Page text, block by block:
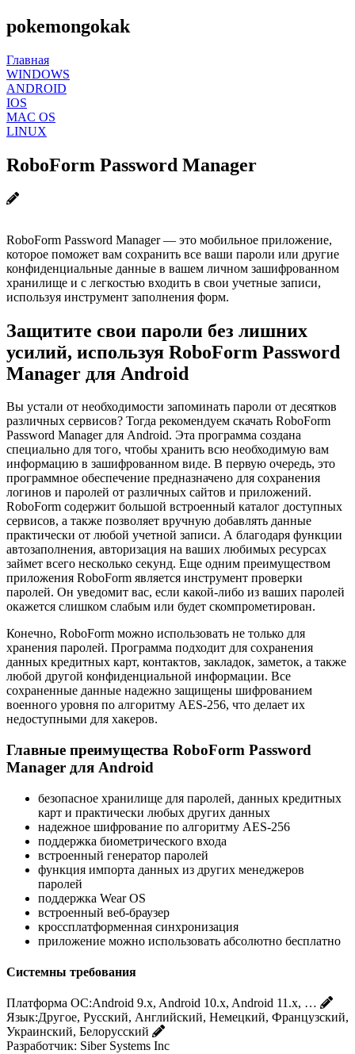
pokemongokak
Главная
WINDOWS
ANDROID
IOS
MAC OS
LINUX
RoboForm Password Manager
RoboForm Password Manager — это мобильное приложение,
которое поможет вам сохранить все ваши пароли или другие
конфиденциальные данные в вашем личном зашифрованном
хранилище и с легкостью входить в свои учетные записи,
используя инструмент заполнения форм.
Защитите свои пароли без лишних
усилий, используя RoboForm Password
Manager для Android
Вы устали от необходимости запоминать пароли от десятков
различных сервисов? Тогда рекомендуем скачать RoboForm
Password Manager для Android. Эта программа создана
специально для того, чтобы хранить всю необходимую вам
информацию в зашифрованном виде. В первую очередь, это
программное обеспечение предназначено для сохранения
логинов и паролей от различных сайтов и приложений.
RoboForm содержит большой встроенный каталог доступных
сервисов, а также позволяет вручную добавлять данные
практически от любой учетной записи. А благодаря функции
автозаполнения, авторизация на ваших любимых ресурсах
займет всего несколько секунд. Еще одним преимуществом
приложения RoboForm является инструмент проверки
паролей. Он уведомит вас, если какой-либо из ваших паролей
окажется слишком слабым или будет скомпрометирован.
Конечно, RoboForm можно использовать не только для
хранения паролей. Программа подходит для сохранения
данных кредитных карт, контактов, закладок, заметок, а также
любой другой конфиденциальной информации. Все
сохраненные данные надежно защищены шифрованием
военного уровня по алгоритму AES-256, что делает их
недоступными для хакеров.
Главные преимущества RoboForm Password
Manager для Android
безопасное хранилище для паролей, данных кредитных
карт и практически любых других данных
надежное шифрование по алгоритму AES-256
поддержка биометрического входа
встроенный генератор паролей
функция импорта данных из других менеджеров
паролей
поддержка Wear OS
встроенный веб-браузер
кроссплатформенная синхронизация
приложение можно использовать абсолютно бесплатно
Системны требования
Платформа ОС:Android 9.x, Android 10.x, Android 11.x, …
Язык:Другое, Русский, Английский, Немецкий, Французский,
Украинский, Белорусский
Разработчик: Siber Systems Inc